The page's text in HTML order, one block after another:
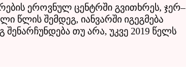
ეროვნულ ცენტრში გვითხრეს, ჯერ–
წლის შემდეგ, იანვარში იგეგმება
შენარჩუნდება თუ არა, უკვე 2019 წელს